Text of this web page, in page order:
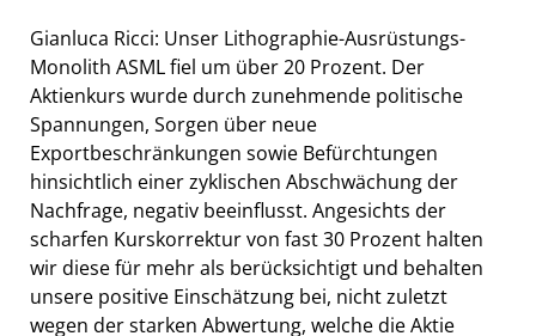
Gianluca Ricci: Unser Lithographie-Ausrüstungs-
Monolith ASML fiel um über 20 Prozent. Der
Aktienkurs wurde durch zunehmende politische
Spannungen, Sorgen über neue
Exportbeschränkungen sowie Befürchtungen
hinsichtlich einer zyklischen Abschwächung der
Nachfrage, negativ beeinflusst. Angesichts der
scharfen Kurskorrektur von fast 30 Prozent halten
wir diese für mehr als berücksichtigt und behalten
unsere positive Einschätzung bei, nicht zuletzt
wegen der starken Abwertung, welche die Aktie